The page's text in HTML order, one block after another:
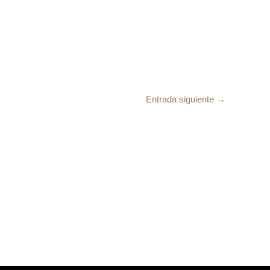
Entrada siguiente →